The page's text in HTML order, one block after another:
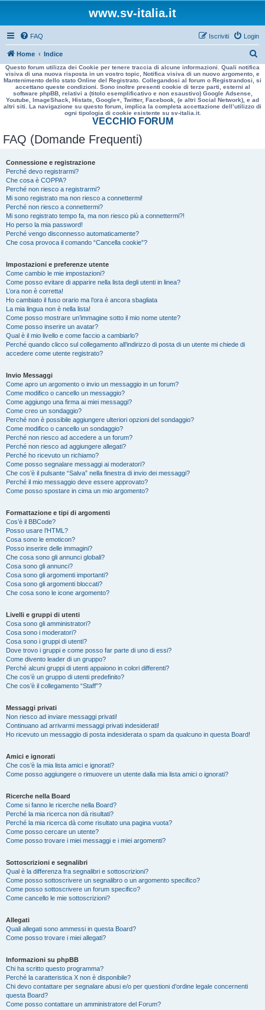
www.sv-italia.it
FAQ Login
Iscriviti
Home Indice
e
r
a
Questo forum utilizza dei Cookie per tenere traccia di alcune informazioni. Quali notifica
visiva di una nuova risposta in un vostro topic, Notifica visiva di un nuovo argomento, e
Mantenimento dello stato Online del Registrato. Collegandosi al forum o Registrandosi, si
accettano queste condizioni. Sono inoltre presenti cookie di terze parti, esterni al
software phpBB, relativi a (titolo esemplificativo e non esaustivo) Google Adsense,
Youtube, ImageShack, Histats, Google+, Twitter, Facebook, (e altri Social Network), e ad
altri siti. La navigazione su questo forum, implica la completa accettazione dell’utilizzo di
ogni tipologia di cookie esistente su sv-italia.it.
VECCHIO FORUM
FAQ (Domande Frequenti)
Connessione e registrazione
Perché devo registrarmi?
Che cosa è COPPA?
Perché non riesco a registrarmi?
Mi sono registrato ma non riesco a connettermi!
Perché non riesco a connettermi?
Mi sono registrato tempo fa, ma non riesco più a connettermi?!
Ho perso la mia password!
Perché vengo disconnesso automaticamente?
Che cosa provoca il comando “Cancella cookie”?
Impostazioni e preferenze utente
Come cambio le mie impostazioni?
Come posso evitare di apparire nella lista degli utenti in linea?
L’ora non è corretta!
Ho cambiato il fuso orario ma l’ora è ancora sbagliata
La mia lingua non è nella lista!
Come posso mostrare un’immagine sotto il mio nome utente?
Come posso inserire un avatar?
Qual è il mio livello e come faccio a cambiarlo?
Perché quando clicco sul collegamento all’indirizzo di posta di un utente mi chiede di
accedere come utente registrato?
Invio Messaggi
Come apro un argomento o invio un messaggio in un forum?
Come modifico o cancello un messaggio?
Come aggiungo una firma ai miei messaggi?
Come creo un sondaggio?
Perché non è possibile aggiungere ulteriori opzioni del sondaggio?
Come modifico o cancello un sondaggio?
Perché non riesco ad accedere a un forum?
Perché non riesco ad aggiungere allegati?
Perché ho ricevuto un richiamo?
Come posso segnalare messaggi ai moderatori?
Che cos’è il pulsante “Salva” nella finestra di invio dei messaggi?
Perché il mio messaggio deve essere approvato?
Come posso spostare in cima un mio argomento?
Formattazione e tipi di argomenti
Cos’è il BBCode?
Posso usare l’HTML?
Cosa sono le emoticon?
Posso inserire delle immagini?
Che cosa sono gli annunci globali?
Cosa sono gli annunci?
Cosa sono gli argomenti importanti?
Cosa sono gli argomenti bloccati?
Che cosa sono le icone argomento?
Livelli e gruppi di utenti
Cosa sono gli amministratori?
Cosa sono i moderatori?
Cosa sono i gruppi di utenti?
Dove trovo i gruppi e come posso far parte di uno di essi?
Come divento leader di un gruppo?
Perché alcuni gruppi di utenti appaiono in colori differenti?
Che cos’è un gruppo di utenti predefinito?
Che cos’è il collegamento “Staff”?
Messaggi privati
Non riesco ad inviare messaggi privati!
Continuano ad arrivarmi messaggi privati indesiderati!
Ho ricevuto un messaggio di posta indesiderata o spam da qualcuno in questa Board!
Amici e ignorati
Che cos’è la mia lista amici e ignorati?
Come posso aggiungere o rimuovere un utente dalla mia lista amici o ignorati?
Ricerche nella Board
Come si fanno le ricerche nella Board?
Perché la mia ricerca non dà risultati?
Perché la mia ricerca dà come risultato una pagina vuota?
Come posso cercare un utente?
Come posso trovare i miei messaggi e i miei argomenti?
Sottoscrizioni e segnalibri
Qual è la differenza fra segnalibri e sottoscrizioni?
Come posso sottoscrivere un segnalibro o un argomento specifico?
Come posso sottoscrivere un forum specifico?
Come cancello le mie sottoscrizioni?
Allegati
Quali allegati sono ammessi in questa Board?
Come posso trovare i miei allegati?
Informazioni su phpBB
Chi ha scritto questo programma?
Perché la caratteristica X non è disponibile?
Chi devo contattare per segnalare abusi e/o per questioni d’ordine legale concernenti
questa Board?
Come posso contattare un amministratore del Forum?